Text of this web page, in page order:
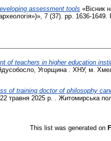
assessment tools «Вісник
7 (37). pp. 1636-
of teachers in higher education
Угорщина . ХНУ, м.
of training doctor of philosophy
22 травня 2025 р. . Житомирська
This list was generated on